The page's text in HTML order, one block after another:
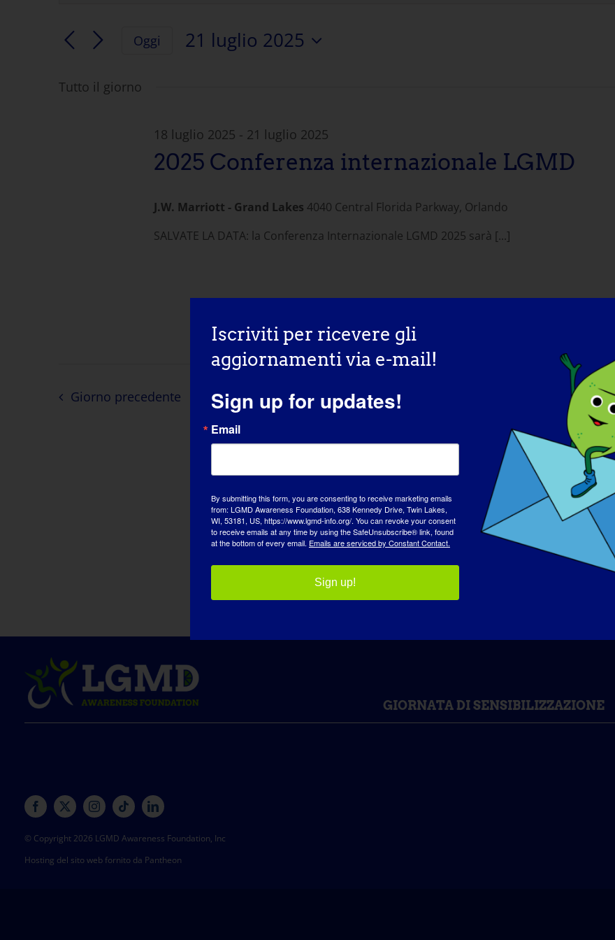
Ricerca
visualizzazione
Navigazione
chiave.
per
Oggi
21 luglio 2025
Tutto il giorno
18 luglio 2025 - 21 luglio 2025
2025 Conferenza internazionale LGMD
J.W. Marriott - Grand Lakes 4040 Central Florida Parkway, Orlando
SALVATE LA DATA: la Conferenza Internazionale LGMD 2025 sarà [...]
Giorno precedente
GIORNATA DI SENSIBILIZZAZIONE
© Copyright 2026 LGMD Awareness Foundation, Inc
Hosting del sito web fornito da Pantheon
Iscriviti per ricevere gli
aggiornamenti via e-mail!
Sign up for updates!
Email
By submitting this form, you are consenting to receive marketing emails
from: LGMD Awareness Foundation, 638 Kennedy Drive, Twin Lakes,
WI, 53181, US, https://www.lgmd-info.org/. You can revoke your consent
to receive emails at any time by using the SafeUnsubscribe® link, found
at the bottom of every email. Emails are serviced by Constant Contact.
Sign up!